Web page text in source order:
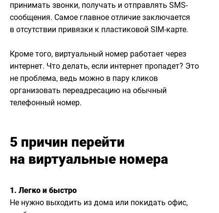
принимать звонки, получать и отправлять SMS-
сообщения. Самое главное отличие заключается
в отсутствии привязки к пластиковой SIM-карте.
Кроме того, виртуальный номер работает через
интернет. Что делать, если интернет пропадет? Это
не проблема, ведь можно в пару кликов
организовать переадресацию на обычный
телефонный номер.
5 причин перейти
на виртуальные номера
1. Легко и быстро
Не нужно выходить из дома или покидать офис,